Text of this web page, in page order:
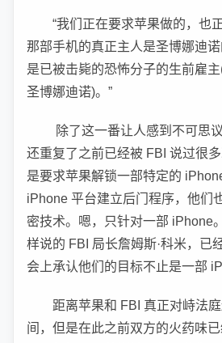
“我们正在要求苹果做的，也
那部手机的真正主人是圣博娜迪
是已被击毙的恐怖分子的生前雇
圣博娜迪诺)。”
除了这一番让人感到不可思
还重复了之前已经被 FBI 说过很
是要求苹果解锁一部特定的
iPhone 平台建立后门程序，他们
密技术。嗯，只针对一部 iPhone
样说的 FBI 局长詹姆斯·科米，已
会上承认他们的目标不止是一部
距离苹果和 FBI 真正对峙法
间，但是在此之前双方的火药味